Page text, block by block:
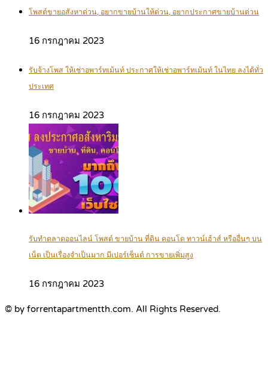
โพสต์ขายอสังหาด่วน, อยากขายบ้านให้ด่วน, อยากประกาศขายบ้านด่วน
16 กรกฎาคม 2023
รับจ้างโพส ให้เช่าอพาร์ทเม้นท์ ประกาศให้เช่าอพาร์ทเม้นท์ ในไทย ลงได้ทั่ว
ประเทศ
16 กรกฎาคม 2023
รับทำตลาดออนไลน์ โพสต์ ขายบ้าน ที่ดิน คอนโด ทาวน์เฮ้าส์ หรืออื่นๆ บน
เน็ต เป็นเรื่องจำเป็นมาก มีเปอร์เซ็นต์ การขายเพิ่มสูง
16 กรกฎาคม 2023
© by forrentapartmentth.com. All Rights Reserved.